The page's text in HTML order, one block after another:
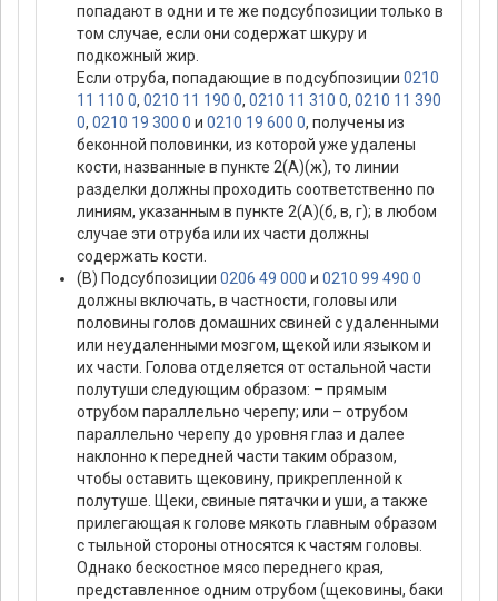
попадают в одни и те же подсубпозиции только в
том случае, если они содержат шкуру и
подкожный жир.
Если отруба, попадающие в подсубпозиции 0210
11 110 0, 0210 11 190 0, 0210 11 310 0, 0210 11 390
0, 0210 19 300 0 и 0210 19 600 0, получены из
беконной половинки, из которой уже удалены
кости, названные в пункте 2(А)(ж), то линии
разделки должны проходить соответственно по
линиям, указанным в пункте 2(А)(б, в, г); в любом
случае эти отруба или их части должны
содержать кости.
(В) Подсубпозиции 0206 49 000 и 0210 99 490 0
должны включать, в частности, головы или
половины голов домашних свиней с удаленными
или неудаленными мозгом, щекой или языком и
их части. Голова отделяется от остальной части
полутуши следующим образом: – прямым
отрубом параллельно черепу; или – отрубом
параллельно черепу до уровня глаз и далее
наклонно к передней части таким образом,
чтобы оставить щековину, прикрепленной к
полутуше. Щеки, свиные пятачки и уши, а также
прилегающая к голове мякоть главным образом
с тыльной стороны относятся к частям головы.
Однако бескостное мясо переднего края,
представленное одним отрубом (щековины, баки